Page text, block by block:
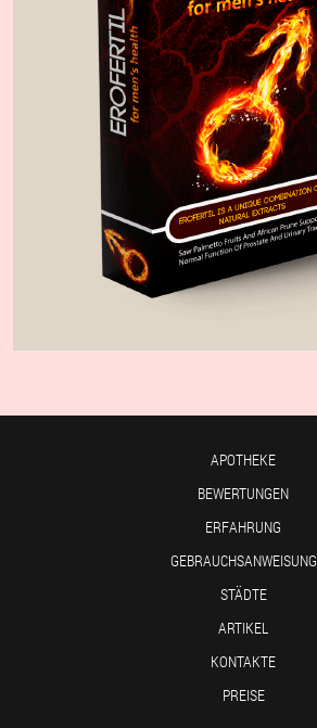
APOTHEKE
BEWERTUNGEN
ERFAHRUNG
GEBRAUCHSANWEISUNG
STÄDTE
ARTIKEL
KONTAKTE
PREISE